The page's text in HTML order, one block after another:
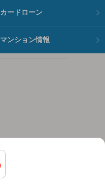
カードローン
マンション情報